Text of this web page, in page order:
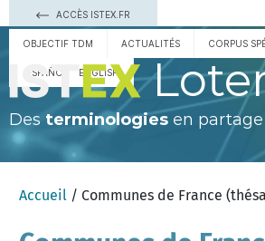
ACCÈS ISTEX.FR
OBJECTIF TDM ACTUALITÉS CORPUS
ESPAÑOL ENGLISH
Des terminologies en partage
Accueil / Communes de France